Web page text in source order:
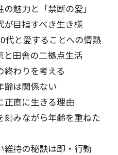
魅力と「禁断の愛」
が目指すべき生き様
代と愛することへの情熱
と田舎の二拠点生活
わりを考える
齢は関係ない
正直に生きる理由
刻みながら年齢を重ねた
維持の秘訣は即・行動